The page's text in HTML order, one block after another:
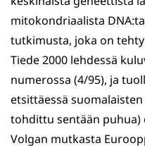
mitokondriaalista
tutkimusta, joka on
Tiede 2000 lehdessä
numerossa (4/95), ja
etsittäessä
tohdittu sentään puhua)
Volgan mutkasta